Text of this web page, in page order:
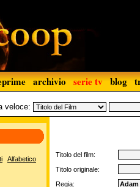
archivio serie tv blog
veloce:
Titolo del film:
Titolo originale:
Regia:
Alfabetico